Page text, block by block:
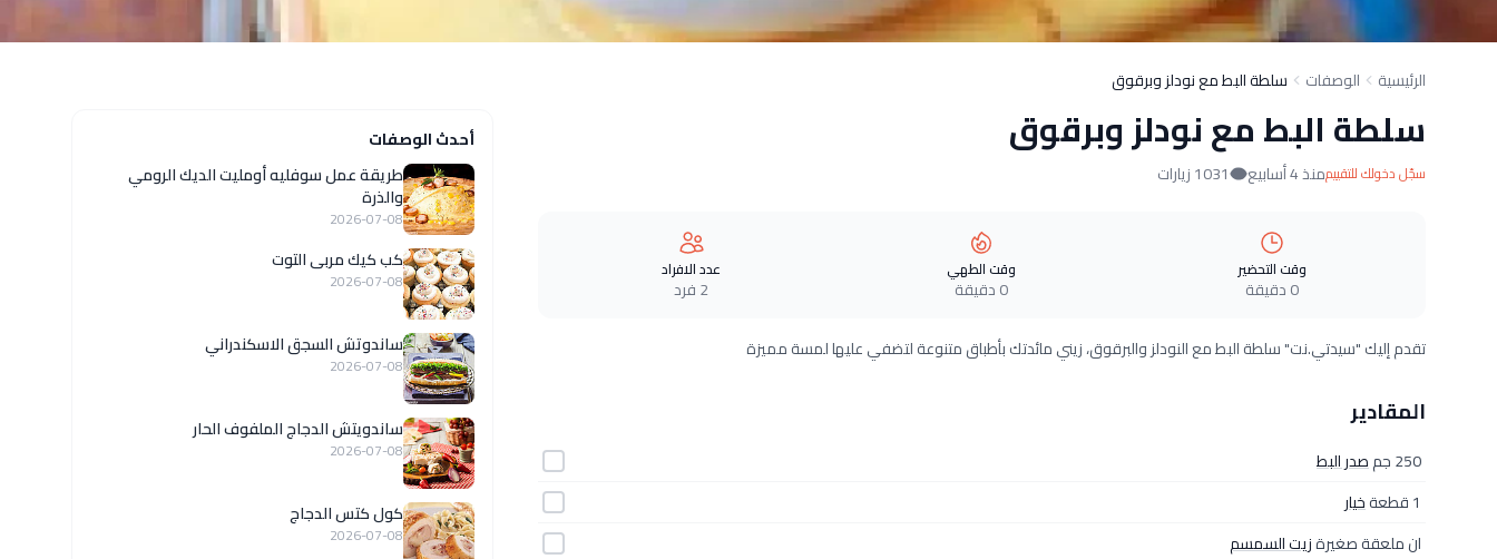
الرئيسية الوصفات سلطة البط مع نودلز وبرقوق
سلطة البط مع نودلز وبرقوق
سجّل دخولك للتقييممنذ 4 أسابيع 1031 زيارات
وقت التحضير
0 دقيقة
وقت الطهي
0 دقيقة
عدد الافراد
2 فرد
تقدم إليك "سيدتي.نت" سلطة البط مع النودلز والبرقوق، زيني مائدتك بأطباق متنوعة لتضفي عليها لمسة مميزة
المقادير
250 جم
صدر البط
1 قطعة
خيار
ان ملعقة صغيرةزيت السمسم
أحدث الوصفات
طريقة عمل سوفليه أومليت الديك الرومي
والذرة
2026-07-08
كب كيك مربى التوت
2026-07-08
ساندوتش السجق الاسكندراني
2026-07-08
ساندويتش الدجاج الملفوف الحار
2026-07-08
كول كتس الدجاج
2026-07-08